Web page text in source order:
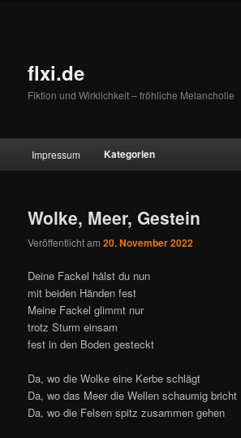
flxi.de
Fiktion und Wirklichkeit – fröhliche Melancholie
Impressum Kategorien
Wolke, Meer, Gestein
Veröffentlicht am20. November 2022
Deine Fackel hälst du nun
mit beiden Händen fest
Meine Fackel glimmt nur
trotz Sturm einsam
fest in den Boden gesteckt
Da, wo die Wolke eine Kerbe schlägt
Da, wo das Meer die Wellen schaumig bricht
Da, wo die Felsen spitz zusammen gehen